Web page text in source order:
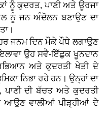
ਨੂੰ ਕੁਦਰਤ, ਪਾਣੀ ਅਤੇ ਊਰਜਾ
ਨੂੰ ਜਨ ਅੰਦੋਲਨ ਬਣਾਉਣ ਦਾ
ਜਨਮ ਦਿਨ ਮੌਕੇ ਪੌਧੇ ਲਗਾਉਣ
ਉਹ ਸਵੈ-ਇੱਛੁਕ ਖੂਨਦਾਨ
ਅਤੇ ਕੁਦਰਤੀ ਖੇਤੀ ਦੇ
ਨਿਭਾ ਰਹੇ ਹਨ। ਉਨ੍ਹਾਂ ਦਾ
ਪਾਣੀ ਦੀ ਬੱਚਤ ਅਤੇ ਕੁਦਰਤੀ
ਆਉਣ ਵਾਲੀਆਂ ਪੀੜ੍ਹੀਆਂ ਦੇ